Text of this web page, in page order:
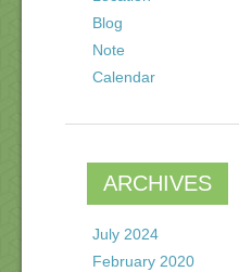
Blog
Note
Calendar
ARCHIVES
July 2024
February 2020